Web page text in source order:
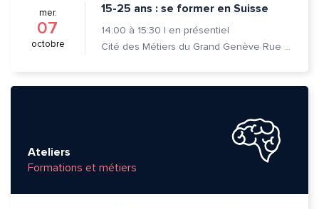
mer.
07
octobre
15-25 ans : se former en Suisse
14:00 à 15:30 | en présentiel
Cité des Métiers du Grand Genève Rue Prévost-Martin 6 1205 Genève
Ateliers
Formations et métiers